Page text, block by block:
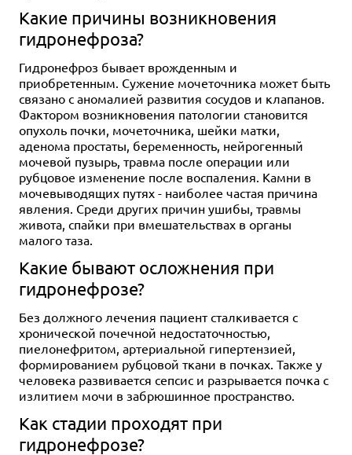
Какие причины возникновения
гидронефроза?
Гидронефроз бывает врожденным и
приобретенным. Сужение мочеточника может быть
связано с аномалией развития сосудов и клапанов.
Фактором возникновения патологии становится
опухоль почки, мочеточника, шейки матки,
аденома простаты, беременность, нейрогенный
мочевой пузырь, травма после операции или
рубцовое изменение после воспаления. Камни в
мочевыводящих путях - наиболее частая причина
явления. Среди других причин ушибы, травмы
живота, спайки при вмешательствах в органы
малого таза.
Какие бывают осложнения при
гидронефрозе?
Без должного лечения пациент сталкивается с
хронической почечной недостаточностью,
пиелонефритом, артериальной гипертензией,
формированием рубцовой ткани в почках. Также у
человека развивается сепсис и разрывается почка с
излитием мочи в забрюшинное пространство.
Как стадии проходят при
гидронефрозе?